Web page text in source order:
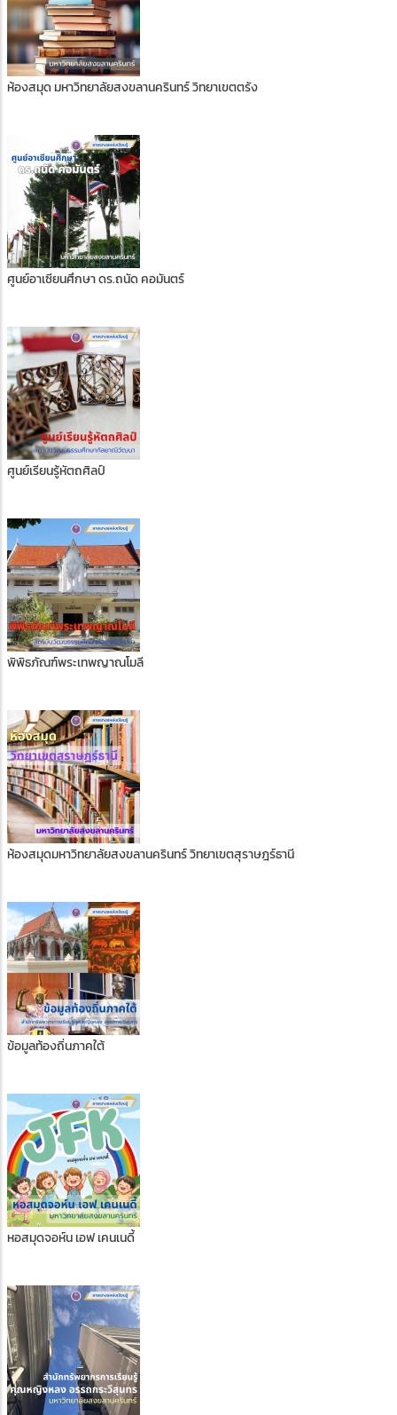
ห้องสมุด มหาวิทยาลัยสงขลานครินทร์ วิทยาเขตตรัง
ศูนย์อาเซียนศึกษา ดร.ถนัด คอมันตร์
ศูนย์เรียนรู้หัตถศิลป์
พิพิธภัณฑ์พระเทพญาณโมลี
ห้องสมุดมหาวิทยาลัยสงขลานครินทร์ วิทยาเขตสุราษฎร์ธานี
ข้อมูลท้องถิ่นภาคใต้
หอสมุดจอห์น เอฟ เคนเนดี้